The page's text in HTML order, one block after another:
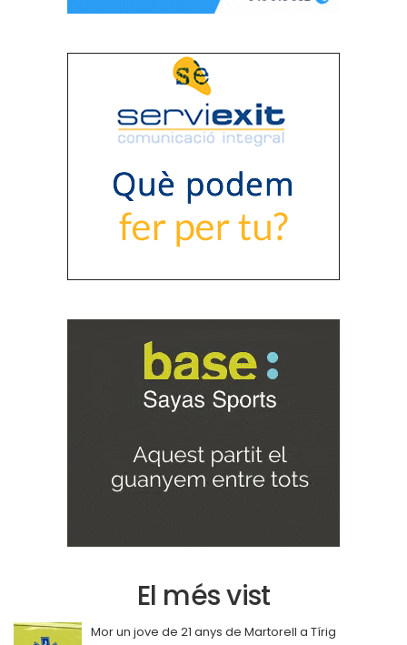
El més vist
Mor un jove de 21 anys de Martorell a Tírig